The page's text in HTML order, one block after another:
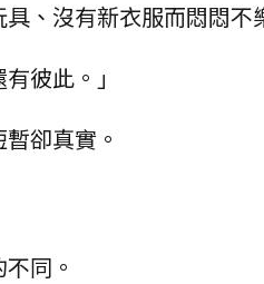
、沒有新衣服而悶悶不
彼此。」
卻真實。
同。